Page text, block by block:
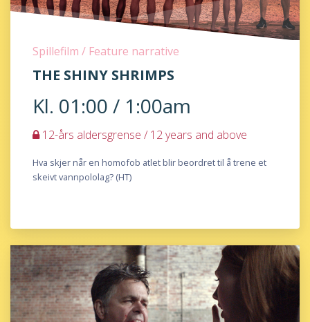
Spillefilm / Feature narrative
THE SHINY SHRIMPS
Kl. 01:00 / 1:00am
12-års aldersgrense / 12 years and above
Hva skjer når en homofob atlet blir beordret til å trene et
skeivt vannpololag? (HT)